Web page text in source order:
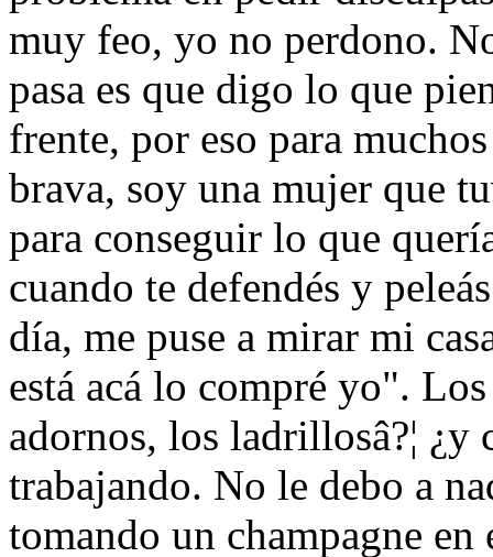
muy feo, yo no perdono.
pasa es que digo lo que
frente, por eso para
brava, soy una mujer que
para conseguir lo que
cuando te defendés y
día, me puse a mirar mi
está acá lo compré yo".
adornos, los ladrillosâ?¦
trabajando. No le debo a
tomando un champagne